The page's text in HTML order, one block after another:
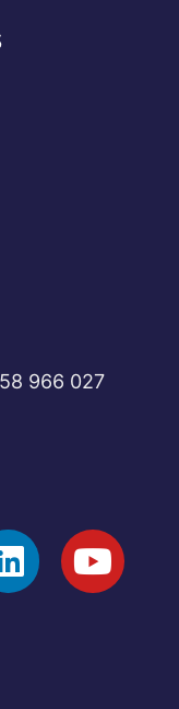
966 027